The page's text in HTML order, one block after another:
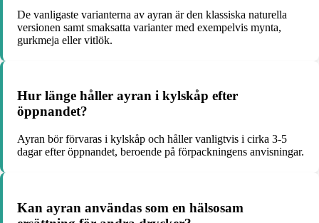
De vanligaste varianterna av ayran är den klassiska naturella
versionen samt smaksatta varianter med exempelvis mynta,
gurkmeja eller vitlök.
Hur länge håller ayran i kylskåp efter
öppnandet?
Ayran bör förvaras i kylskåp och håller vanligtvis i cirka 3-5
dagar efter öppnandet, beroende på förpackningens anvisningar.
Kan ayran användas som en hälsosam